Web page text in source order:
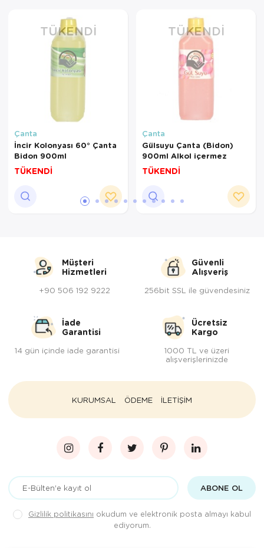
TÜKENDI
Çanta
İncir Kolonyası 60° Çanta
Bidon 900ml
TÜKENDİ
TÜKENDI
Çanta
Gülsuyu Çanta (Bidon)
900ml Alkol içermez
TÜKENDİ
Müşteri
Hizmetleri
+90 506 192 9222
Güvenli
Alışveriş
256bit SSL ile güvendesiniz
İade
Garantisi
14 gün içinde iade garantisi
Ücretsiz
Kargo
1000 TL ve üzeri
alışverişlerinizde
KURUMSAL ÖDEME İLETİŞİM
ABONE OL
Gizlilik politikasını okudum ve elektronik posta almayı kabul
ediyorum.